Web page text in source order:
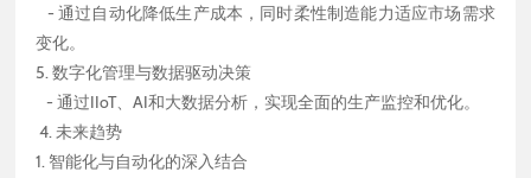
- 通过自动化降低生产成本，同时柔性制造能力适应市场需求
变化。
5. 数字化管理与数据驱动决策
- 通过IIoT、AI和大数据分析，实现全面的生产监控和优化。
4. 未来趋势
1. 智能化与自动化的深入结合